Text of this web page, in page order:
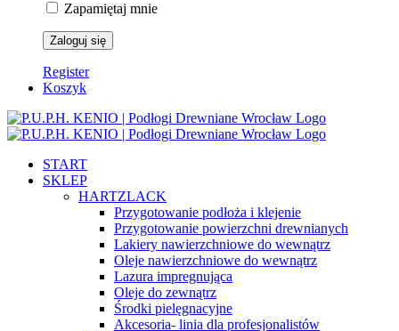
Zapamiętaj mnie
Register
Koszyk
START
SKLEP
HARTZLACK
Przygotowanie podłoża i klejenie
Przygotowanie powierzchni drewnianych
Lakiery nawierzchniowe do wewnątrz
Oleje nawierzchniowe do wewnątrz
Lazura impregnująca
Oleje do zewnątrz
Środki pielęgnacyjne
Akcesoria- linia dla profesjonalistów